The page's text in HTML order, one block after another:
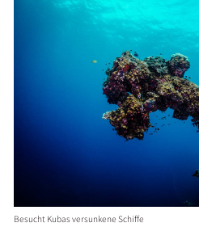
Besucht Kubas versunkene Schiffe